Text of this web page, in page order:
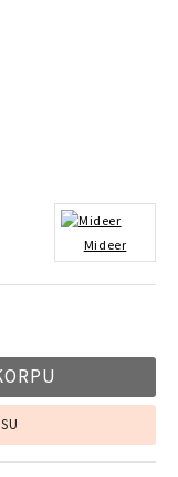
Mideer